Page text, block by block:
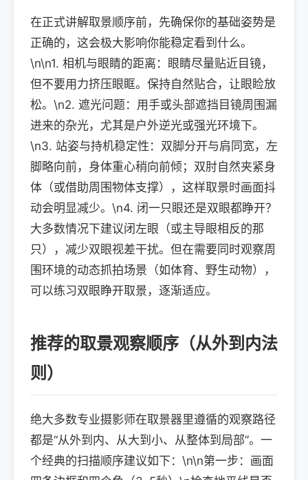
在正式讲解取景顺序前，先确保你的基础姿势是
正确的，这会极大影响你能稳定看到什么。
\n\n1. 相机与眼睛的距离：眼睛尽量贴近目镜，
但不要用力挤压眼眶。保持自然贴合，让眼睑放
松。\n2. 遮光问题：用手或头部遮挡目镜周围漏
进来的杂光，尤其是户外逆光或强光环境下。
\n3. 站姿与持机稳定性：双脚分开与肩同宽，左
脚略向前，身体重心稍向前倾；双肘自然夹紧身
体（或借助周围物体支撑），这样取景时画面抖
动会明显减少。\n4. 闭一只眼还是双眼都睁开？
大多数情况下建议闭左眼（或主导眼相反的那
只），减少双眼视差干扰。但在需要同时观察周
围环境的动态抓拍场景（如体育、野生动物），
可以练习双眼睁开取景，逐渐适应。
推荐的取景观察顺序（从外到内法
则）
绝大多数专业摄影师在取景器里遵循的观察路径
都是“从外到内、从大到小、从整体到局部”。一
个经典的扫描顺序建议如下：\n\n第一步：画面